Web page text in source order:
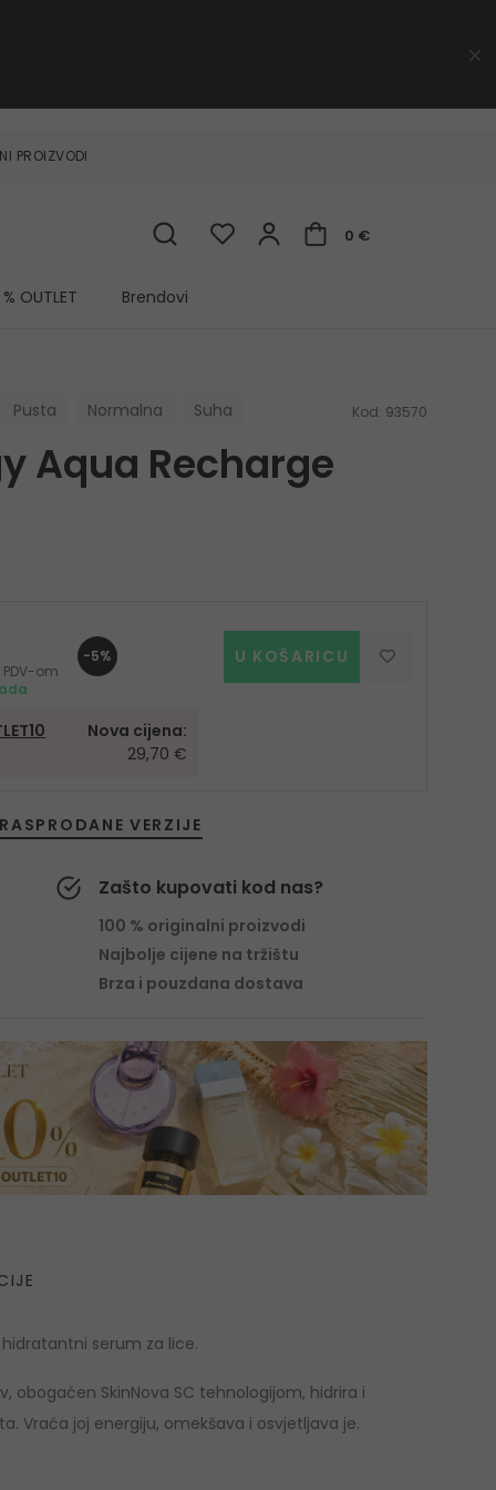
PROIZVODI
0 €
% OUTLET Brendovi
Pusta Normalna Suha Kod: 93570
Aqua Recharge
om
-5% U KOŠARICU
Nova cijena:
29,70 €
VERZIJE
Zašto kupovati kod nas?
100 % originalni proizvodi
Najbolje cijene na tržištu
Brza i pouzdana dostava
hidratantni serum za lice.
obogaćen SkinNova SC tehnologijom, hidrira i
Vraća joj energiju, omekšava i osvjetljava je.